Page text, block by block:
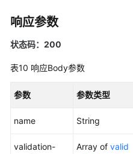
响应参数
状态码：200
表10 响应Body参数
参数 参数类型
name String
validation-
Array of valid